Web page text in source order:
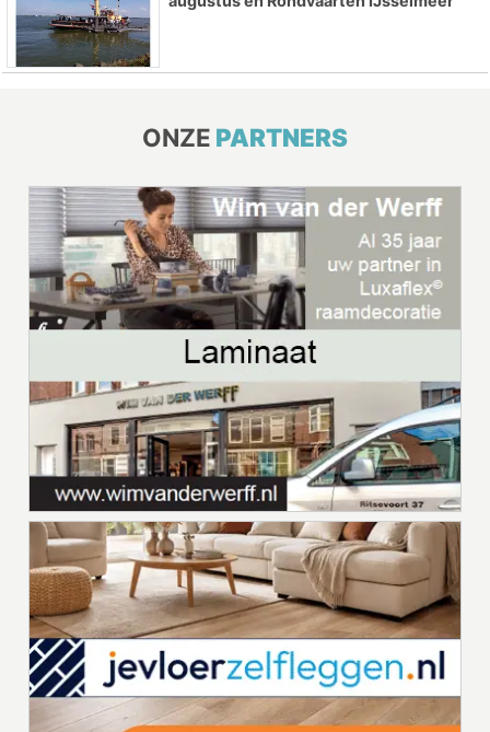
ONZE PARTNERS